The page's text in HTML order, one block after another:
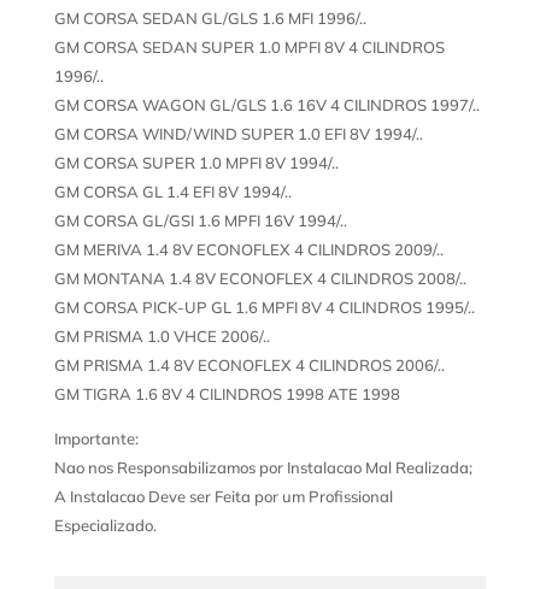
GM CORSA SEDAN GL/GLS 1.6 MFI 1996/..
GM CORSA SEDAN SUPER 1.0 MPFI 8V 4 CILINDROS
1996/..
GM CORSA WAGON GL/GLS 1.6 16V 4 CILINDROS 1997/..
GM CORSA WIND/WIND SUPER 1.0 EFI 8V 1994/..
GM CORSA SUPER 1.0 MPFI 8V 1994/..
GM CORSA GL 1.4 EFI 8V 1994/..
GM CORSA GL/GSI 1.6 MPFI 16V 1994/..
GM MERIVA 1.4 8V ECONOFLEX 4 CILINDROS 2009/..
GM MONTANA 1.4 8V ECONOFLEX 4 CILINDROS 2008/..
GM CORSA PICK-UP GL 1.6 MPFI 8V 4 CILINDROS 1995/..
GM PRISMA 1.0 VHCE 2006/..
GM PRISMA 1.4 8V ECONOFLEX 4 CILINDROS 2006/..
GM TIGRA 1.6 8V 4 CILINDROS 1998 ATE 1998
Importante:
Nao nos Responsabilizamos por Instalacao Mal Realizada;
A Instalacao Deve ser Feita por um Profissional
Especializado.